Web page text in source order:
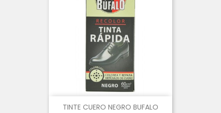
TINTE CUERO NEGRO BUFALO